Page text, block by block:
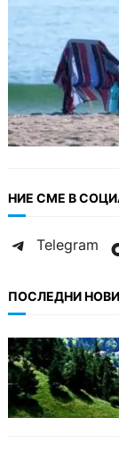
НИЕ СМЕ В
Telegram
ПОСЛЕДНИ